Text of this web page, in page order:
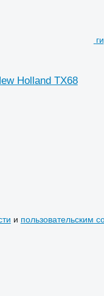
Holland TX68
и пользовательским